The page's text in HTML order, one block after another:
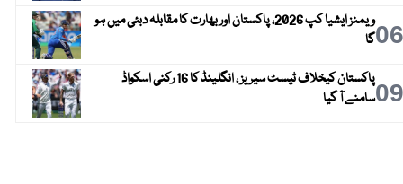
06
ویمنز ایشیا کپ 2026، پاکستان اور بھارت کا مقابلہ دبئی میں ہو
گا
09
پاکستان کیخلاف ٹیسٹ سیریز ، انگلینڈ کا 16 رکنی اسکواڈ
سامنے آ گیا